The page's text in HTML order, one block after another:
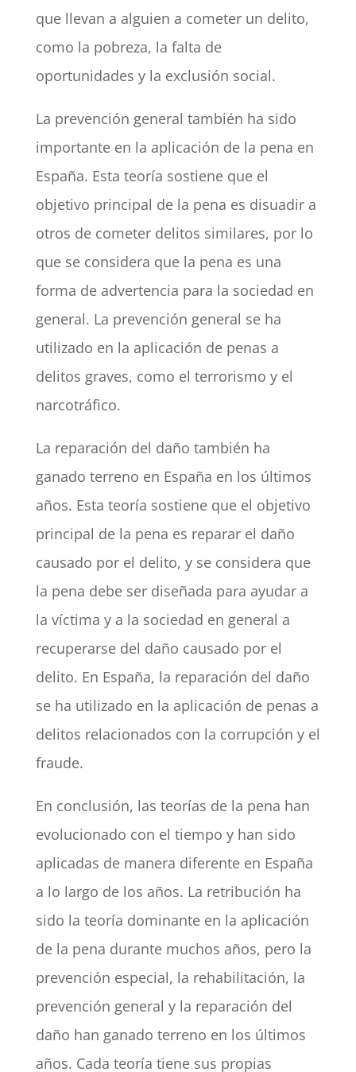
que llevan a alguien a cometer un delito,
como la pobreza, la falta de
oportunidades y la exclusión social.
La prevención general también ha sido
importante en la aplicación de la pena en
España. Esta teoría sostiene que el
objetivo principal de la pena es disuadir a
otros de cometer delitos similares, por lo
que se considera que la pena es una
forma de advertencia para la sociedad en
general. La prevención general se ha
utilizado en la aplicación de penas a
delitos graves, como el terrorismo y el
narcotráfico.
La reparación del daño también ha
ganado terreno en España en los últimos
años. Esta teoría sostiene que el objetivo
principal de la pena es reparar el daño
causado por el delito, y se considera que
la pena debe ser diseñada para ayudar a
la víctima y a la sociedad en general a
recuperarse del daño causado por el
delito. En España, la reparación del daño
se ha utilizado en la aplicación de penas a
delitos relacionados con la corrupción y el
fraude.
En conclusión, las teorías de la pena han
evolucionado con el tiempo y han sido
aplicadas de manera diferente en España
a lo largo de los años. La retribución ha
sido la teoría dominante en la aplicación
de la pena durante muchos años, pero la
prevención especial, la rehabilitación, la
prevención general y la reparación del
daño han ganado terreno en los últimos
años. Cada teoría tiene sus propias